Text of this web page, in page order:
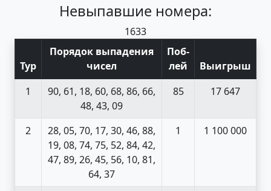
Невыпавшие номера:
1633
Тур
Порядок выпадения
чисел
Поб-
лей
Выигрыш
1
90, 61, 18, 60, 68, 86, 66,
48, 43, 09
85 17 647
2
28, 05, 70, 17, 30, 46, 88,
19, 08, 74, 75, 52, 84, 42,
47, 89, 26, 45, 56, 10, 81,
64, 37
1 1 100 000